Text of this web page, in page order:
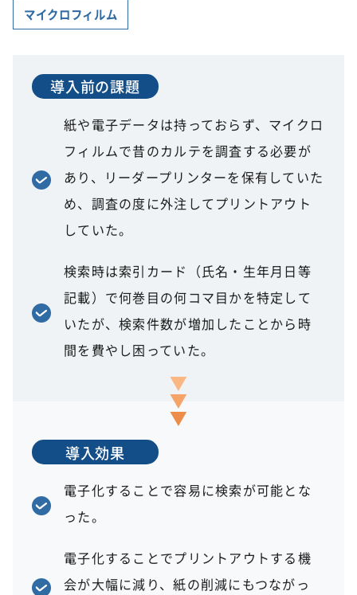
マイクロフィルム
導入前の課題
紙や電子データは持っておらず、マイクロ
フィルムで昔のカルテを調査する必要が
あり、リーダープリンターを保有していた
め、調査の度に外注してプリントアウト
していた。
検索時は索引カード（氏名・生年月日等
記載）で何巻目の何コマ目かを特定して
いたが、検索件数が増加したことから時
間を費やし困っていた。
導入効果
電子化することで容易に検索が可能とな
った。
電子化することでプリントアウトする機
会が大幅に減り、紙の削減にもつながっ